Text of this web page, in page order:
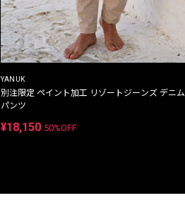
YANUK
別注限定 ペイント加工 リゾートジーンズ デニム
パンツ
¥18,150 50%OFF